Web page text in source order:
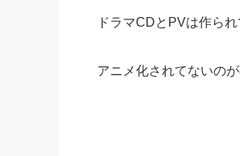
ドラマCDとPVは作ら
アニメ化されてないの